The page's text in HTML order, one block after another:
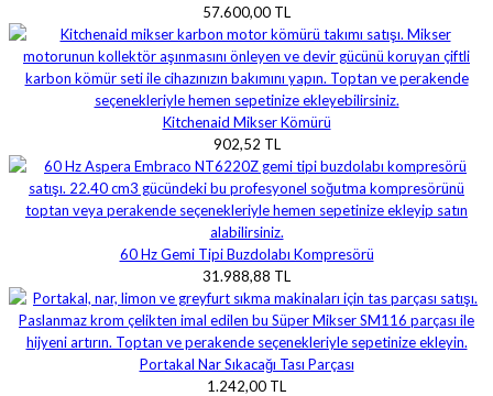
57.600,00 TL
Kitchenaid Mikser Kömürü
902,52 TL
60 Hz Gemi Tipi Buzdolabı Kompresörü
31.988,88 TL
Portakal Nar Sıkacağı Tası Parçası
1.242,00 TL